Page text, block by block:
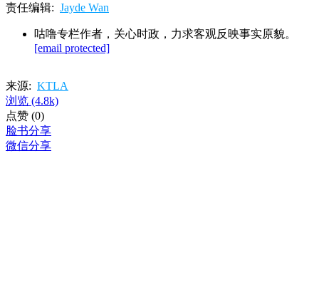
责任编辑: Jayde Wan
咕噜专栏作者，关心时政，力求客观反映事实原貌。
[email protected]
来源: KTLA
浏览 (4.8k)
点赞 (0)
脸书分享
微信分享